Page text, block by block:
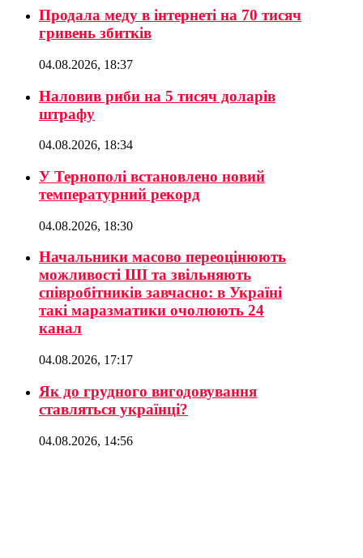
Продала меду в інтернеті на 70 тисяч
гривень збитків
04.08.2026, 18:37
Наловив риби на 5 тисяч доларів
штрафу
04.08.2026, 18:34
У Тернополі встановлено новий
температурний рекорд
04.08.2026, 18:30
Начальники масово переоцінюють
можливості ШІ та звільняють
співробітників завчасно: в Україні
такі маразматики очолюють 24
канал
04.08.2026, 17:17
Як до грудного вигодовування
ставляться українці?
04.08.2026, 14:56